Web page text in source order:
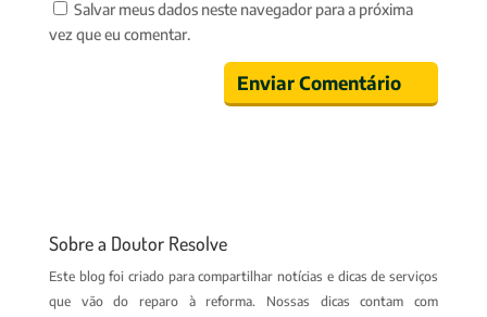
Salvar meus dados neste navegador para a próxima
vez que eu comentar.
Sobre a Doutor Resolve
Este blog foi criado para compartilhar notícias e dicas de serviços
que vão do reparo à reforma. Nossas dicas contam com